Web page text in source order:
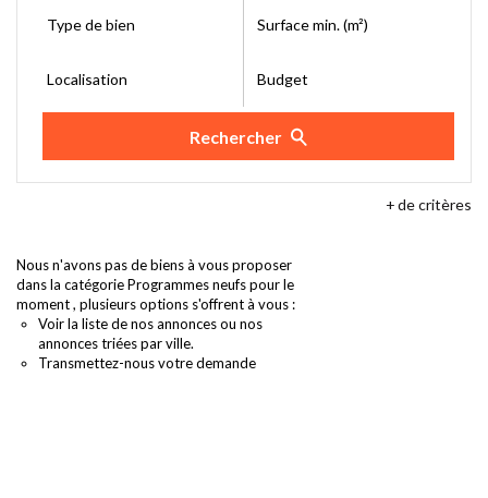
Type de bien Surface min. (m²)
Localisation Budget
Rechercher
+de critères
Nous n'avons pas de biens à vous proposer
dans la catégorie Programmes neufs pour le
moment , plusieurs options s'offrent à vous :
Voirla liste de nos annoncesou nos
annonces triées par ville.
Transmettez-nous votre demande